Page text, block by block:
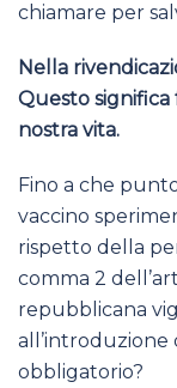
chiamare per
Nella
Questo
nostra vita.
Fino a che
vaccino
rispetto della
comma 2
repubblicana
obbligatorio?